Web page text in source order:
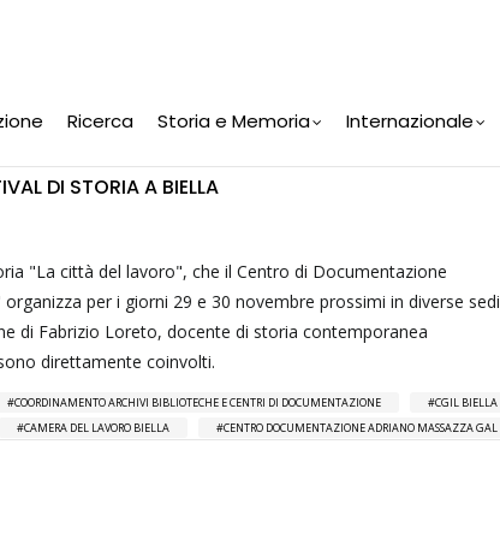
Ricerca Storia e Memoria Internazionale
DI STORIA A BIELLA
"La città del lavoro", che il Centro di Documentazione
per i giorni 29 e 30 novembre prossimi in diverse sedi
di Fabrizio Loreto, docente di storia contemporanea
direttamente coinvolti.
COORDINAMENTO ARCHIVI BIBLIOTECHE E CENTRI DI DOCUMENTAZIONE
CGIL BIELLA
CAMERA DEL LAVORO BIELLA
CENTRO DOCUMENTAZIONE ADRIANO MASSAZZA GAL